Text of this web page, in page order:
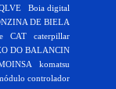
Boia digital
DE BIELA
CAT
caterpillar
DO BALANCIN
komatsu
controlador